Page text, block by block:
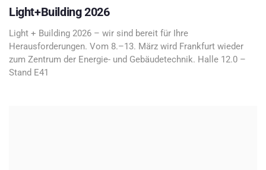
Light+Building 2026
Light + Building 2026 – wir sind bereit für Ihre
Herausforderungen. Vom 8.–13. März wird Frankfurt wieder
zum Zentrum der Energie- und Gebäudetechnik. Halle 12.0 –
Stand E41